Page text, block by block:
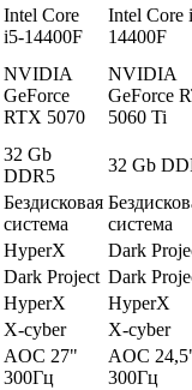
Intel Core
i5-14400F
Intel Core
14400F
NVIDIA
GeForce
RTX 5070
NVIDIA
GeForce
5060 Ti
32 Gb
DDR5
32 Gb
Бездисковая
система
система
HyperX
Dark
Dark Project Dark
HyperX
HyperX
X-cyber
X-cyber
AOC 27"
300Гц
AOC
300Гц